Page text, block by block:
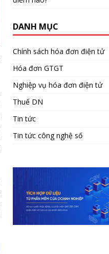
DANH MỤC
Chính sách hóa đơn điện tử
Hóa đơn GTGT
Nghiệp vụ hóa đơn điện tử
Thuế DN
Tin tức
Tin tức công nghệ số